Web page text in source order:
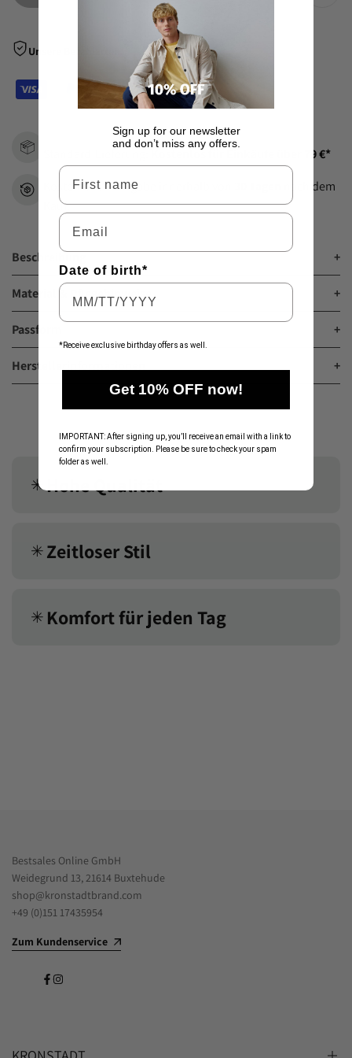
Unsere Bezahlarten
Kostenlos für Einkäufe über 79 €*
Kostenlose Rückgabe innerhalb von
nach dem
Kauf.
Beschreibung +
Material & Pflegehinweise +
Passform +
Herstellerinformationen +
✳︎Hohe Qualität
✳︎Zeitloser Stil
✳︎ Komfort für jeden Tag
Bestsales Online GmbH
Weidegrund 13, 21614 Buxtehude
shop@kronstadtbrand.com
+49 (0)151 17435954
Zum Kundenservice
Facebook
Instagram
Sign up for our newsletter
and don’t miss any offers.
Vorname
Email
Date of birth*
*Receive exclusive birthday offers as well.
Get 10% OFF now!
IMPORTANT: After signing up, you’ll receive an email with a link to
confirm your subscription. Please be sure to check your spam
folder as well.